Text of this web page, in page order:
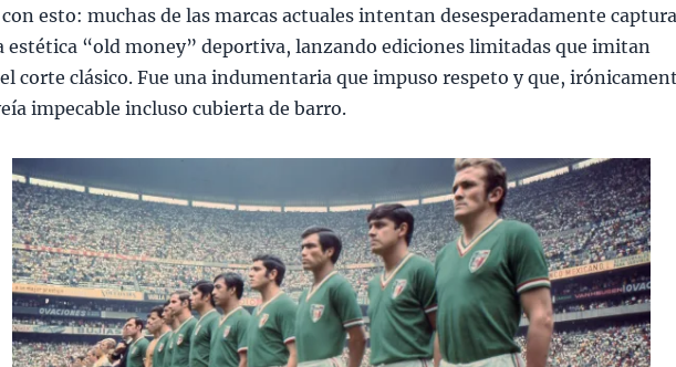
esto: muchas de las marcas actuales intentan desesperadamente
estética “old money” deportiva, lanzando ediciones limitadas que imitan
corte clásico. Fue una indumentaria que impuso respeto y que,
impecable incluso cubierta de barro.